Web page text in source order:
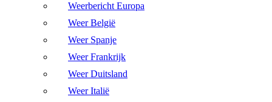
Weerbericht Europa
Weer België
Weer Spanje
Weer Frankrijk
Weer Duitsland
Weer Italië